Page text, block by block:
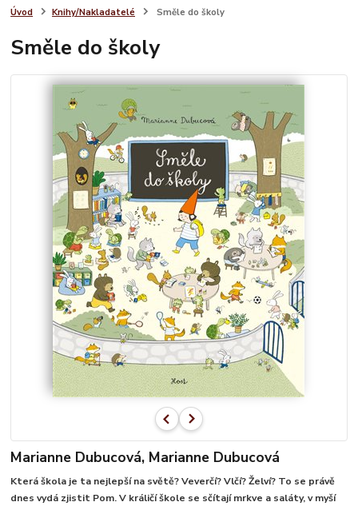
Úvod Knihy/Nakladatelé Směle do školy
Směle do školy
Marianne Dubucová, Marianne Dubucová
Která škola je ta nejlepší na světě? Veverčí? Vlčí? Želví? To se právě
dnes vydá zjistit Pom. V králičí škole se sčítají mrkve a saláty, v myší